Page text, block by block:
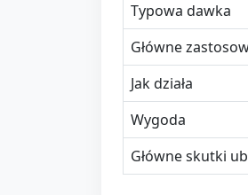
Typowa dawka
Główne
Jak działa
Wygoda
Główne skutki